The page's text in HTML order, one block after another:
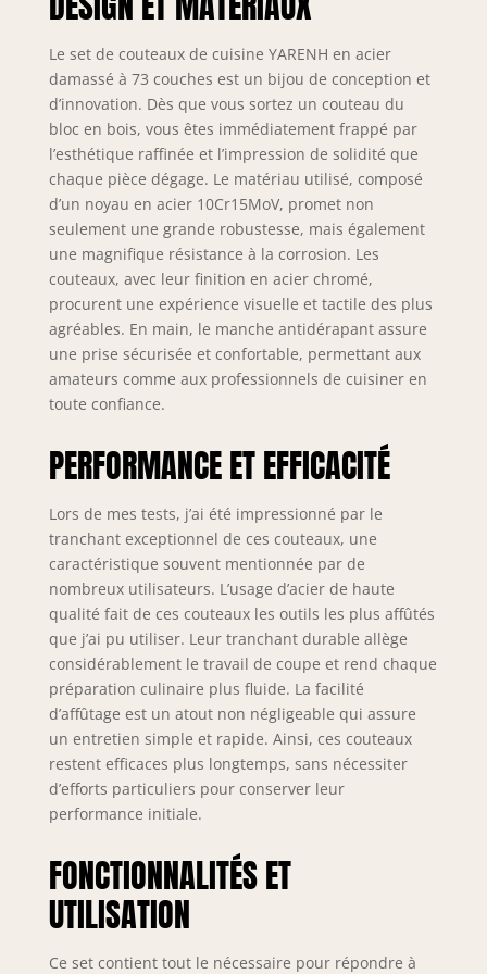
bien Expérience de Coupe ]- 73
couches de premium Damas en acier
inoxydable qui à la dureté Rockwell
58-60 et avec performance
extraordinaire et rétention des
arêtes.Il en un tranchant très net et
signifie que moins de force doit être
appliquée pour couper les aliments.
[ Conception de Manche Confortable
]-Le manche du couteau est fait de
bois naturel de haute qualité, ce qui
est ergonomique.antidérapant et
anticorrosion vous offrant les
meilleures performances de coupe,
en plus de l'équilibre parfait entre la
lame et le manche protège votre
poignet et votre bras de la lassitude.
[ Robustes et Durables ]-Les
sont fabriqués à partir de Damas en
acier inoxydable de qualité
résistance à la corrosion et des
ingrédients anti-corrosion, ils sont
résistants aux coupures et à la
corrosion, robustes et durables. [
Facile à Entretenir ] - Le lavage à la
main est recommandé, la lame est
plus tranchante et plus durable.
Pour éviter d'endommager la lame et
le manche, n'utilisez pas de lave-
vaisselle ou de détergent chimique.
Nous promettons une garantie à vie
sur l'outil, n'hésitez pas à nous
contacter si vous avez des questions.
Le set de couteaux de cuisine YARENH en acier
damassé à 73 couches est un bijou de conception et
d’innovation. Dès que vous sortez un couteau du
bloc en bois, vous êtes immédiatement frappé par
l’esthétique raffinée et l’impression de solidité que
chaque pièce dégage. Le matériau utilisé, composé
d’un noyau en acier 10Cr15MoV, promet non
seulement une grande robustesse, mais également
une magnifique résistance à la corrosion. Les
couteaux, avec leur finition en acier chromé,
procurent une expérience visuelle et tactile des plus
agréables. En main, le manche antidérapant assure
une prise sécurisée et confortable, permettant aux
amateurs comme aux professionnels de cuisiner en
toute confiance.
PERFORMANCE ET EFFICACITÉ
Lors de mes tests, j’ai été impressionné par le
tranchant exceptionnel de ces couteaux, une
caractéristique souvent mentionnée par de
nombreux utilisateurs. L’usage d’acier de haute
qualité fait de ces couteaux les outils les plus affûtés
que j’ai pu utiliser. Leur tranchant durable allège
considérablement le travail de coupe et rend chaque
préparation culinaire plus fluide. La facilité
d’affûtage est un atout non négligeable qui assure
un entretien simple et rapide. Ainsi, ces couteaux
restent efficaces plus longtemps, sans nécessiter
d’efforts particuliers pour conserver leur
performance initiale.
FONCTIONNALITÉS ET
UTILISATION
Ce set contient tout le nécessaire pour répondre à